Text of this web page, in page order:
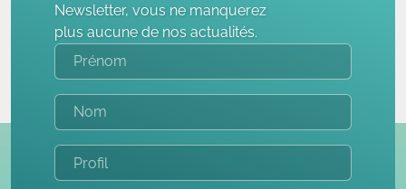
Newsletter, vous ne manquerez
plus aucune de nos actualités.